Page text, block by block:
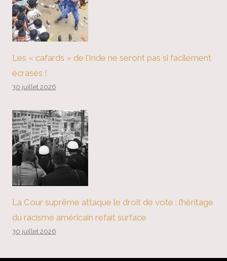
Les « cafards » de l’Inde ne seront pas si facilement
écrasés !
30 juillet 2026
La Cour suprême attaque le droit de vote : l’héritage
du racisme américain refait surface
30 juillet 2026